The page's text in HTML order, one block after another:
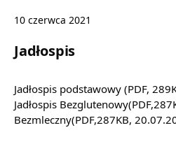
10 czerwca 2021
Jadłospis
Jadłospis podstawowy (PDF,
Jadłospis
Bezmleczny(PDF,287KB,